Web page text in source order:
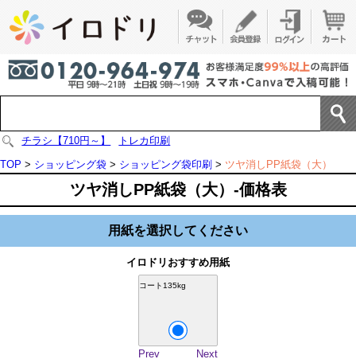
チラシ【710円～】
トレカ印刷
TOP > ショッピング袋 > ショッピング袋印刷 > ツヤ消しPP紙袋（大）
ツヤ消しPP紙袋（大）-価格表
用紙を選択してください
イロドリおすすめ用紙
コート135kg
Prev
Next